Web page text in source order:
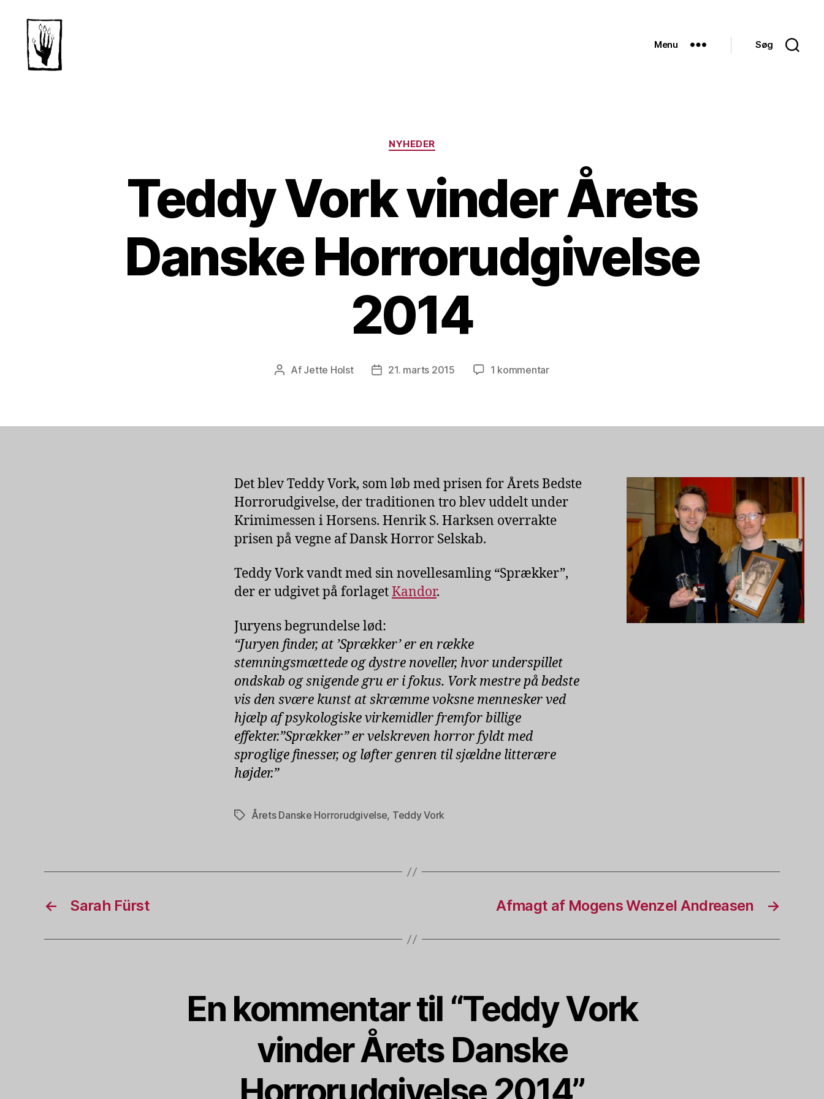
Menu Søg
Kategorier
NYHEDER
Teddy Vork vinder Årets
Danske Horrorudgivelse
2014
Indlægsforfatter
Af Jette Holst Indlægsdato
21. marts 2015 1 kommentartil
Årets
Det blev Teddy Vork, som løb med prisen for Årets Bedste
Horrorudgivelse, der traditionen tro blev uddelt under
Krimimessen i Horsens. Henrik S. Harksen overrakte
prisen på vegne af Dansk Horror Selskab.
Teddy Vork vandt med sin novellesamling “Sprækker”,
der er udgivet på forlagetKandor.
Juryens begrundelse lød:
“Juryen finder, at ’Sprækker’ er en række
stemningsmættede og dystre noveller, hvor underspillet
ondskab og snigende gru er i fokus. Vork mestre på bedste
vis den svære kunst at skræmme voksne mennesker ved
hjælp af psykologiske virkemidler fremfor billige
effekter.”Sprækker” er velskreven horror fyldt med
sproglige finesser, og løfter genren til sjældne litterære
højder.”
TagsÅrets Danske Horrorudgivelse, Teddy Vork
← Sarah Fürst →
Afmagt af Mogens Wenzel Andreasen
En kommentar til “Teddy Vork
vinder Årets Danske